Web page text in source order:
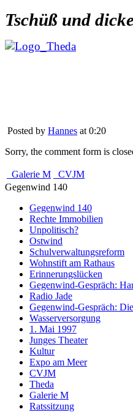
Tschüß und
Posted by Hannes at 0:20
Sorry, the comment form is
Galerie M
CVJM
Gegenwind 140
Gegenwind 140
Rechte Immobilien
Unpolitisch?
Ostwind
Schulverwaltungsreform
Wohnstift am Rathaus
Erinnerungslücken
Gegenwind-Gespräch:
Radio Jade
Gegenwind-Gespräch:
Wasserversorgung
1. Mai 1997
Junges Theater
Kultur
Expo am Meer
CVJM
Theda
Galerie M
Ratssitzung